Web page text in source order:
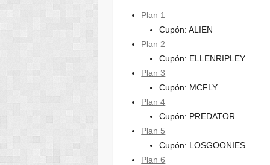
Plan 1
Cupón: ALIEN
Plan 2
Cupón: ELLENRIPLEY
Plan 3
Cupón: MCFLY
Plan 4
Cupón: PREDATOR
Plan 5
Cupón: LOSGOONIES
Plan 6